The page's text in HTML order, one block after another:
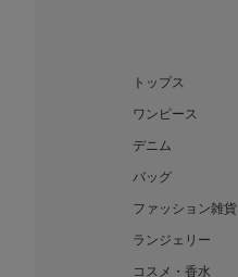
トップス
ワンピース
デニム
バッグ
ファッション雑貨
ランジェリー
コスメ・香水